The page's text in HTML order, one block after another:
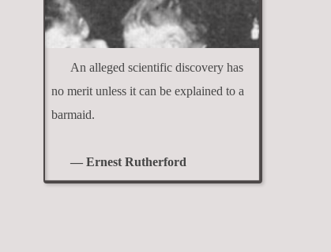
An alleged scientific discovery has
no merit unless it can be explained to a
barmaid.
— Ernest Rutherford